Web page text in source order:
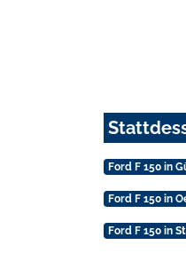
Ford F 150 in
Ford F 150 in
Ford F 150 in